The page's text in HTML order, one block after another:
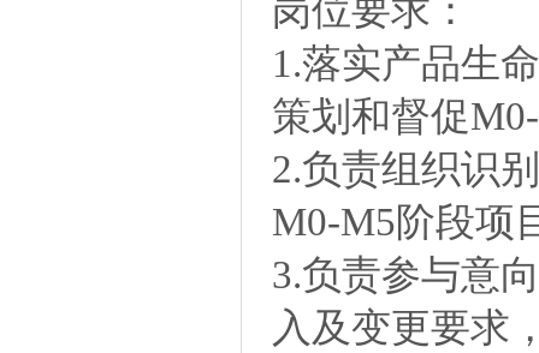
岗位要求：
1.落实产品生
策划和督促
2.负责组织识
M0-M5阶段项
3.负责参与意
入及变更要求